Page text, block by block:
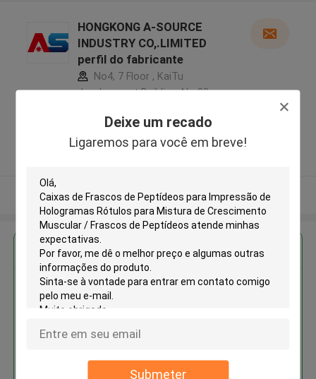
Deixe um recado
Ligaremos para você em breve!
Submeter
HONGKONG A-SOURCE
INDUSTRY CO,.LIMITED
perfil do fabricante
No4, 7 Floor , KaiTu
development Building, No 33
5.0
Veja mais
Obter o melhor preço para
Caixas de Frascos de Peptídeos
Crescimento Muscular / Frascos